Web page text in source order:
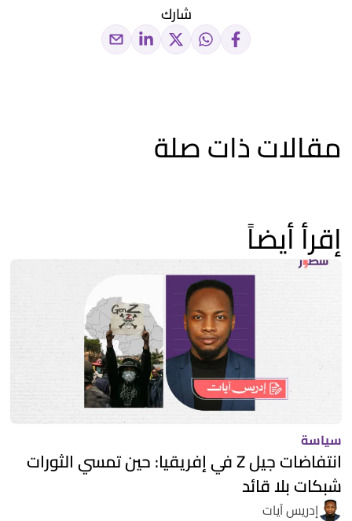
شارك
مقالات ذات صلة
إقرأ أيضاً
سياسة
انتفاضات جيل Z في إفريقيا: حين تمسي الثورات
شبكات بلا قائد
إدريس آيات